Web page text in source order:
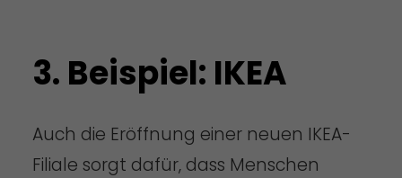
3. Beispiel: IKEA
Auch die Eröffnung einer neuen IKEA-
Filiale sorgt dafür, dass Menschen